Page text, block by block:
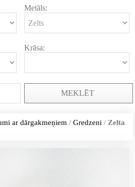
Metāls:
Krāsa:
MEKLĒT
ar dārgakmeņiem /Gredzeni / Zelta